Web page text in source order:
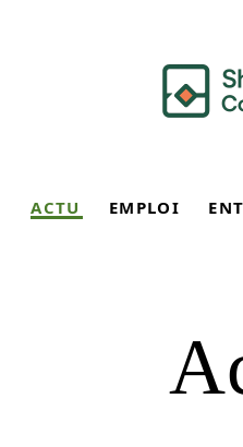
ACTU EMPLOI